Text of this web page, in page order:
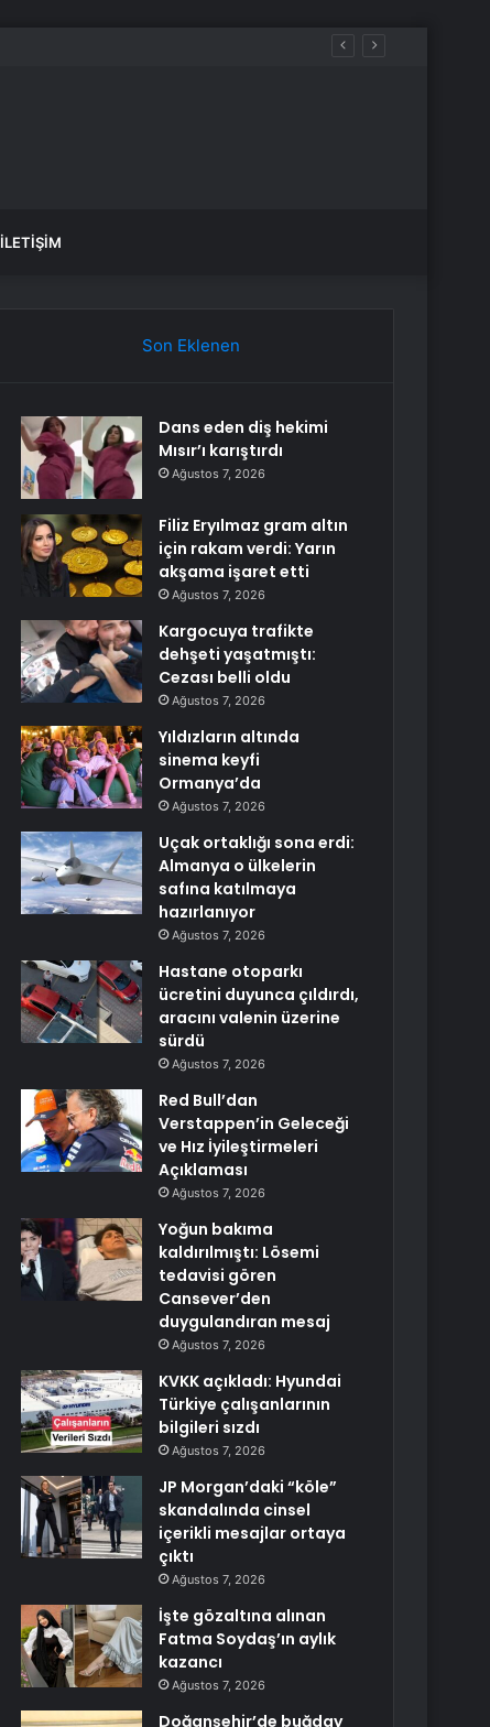
İLETIŞIM
Son Eklenen
Dans eden diş hekimi
Mısır’ı karıştırdı
Ağustos 7, 2026
Filiz Eryılmaz gram altın
için rakam verdi: Yarın
akşama işaret etti
Ağustos 7, 2026
Kargocuya trafikte
dehşeti yaşatmıştı:
Cezası belli oldu
Ağustos 7, 2026
Yıldızların altında
sinema keyfi
Ormanya’da
Ağustos 7, 2026
Uçak ortaklığı sona erdi:
Almanya o ülkelerin
safına katılmaya
hazırlanıyor
Ağustos 7, 2026
Hastane otoparkı
ücretini duyunca çıldırdı,
aracını valenin üzerine
sürdü
Ağustos 7, 2026
Red Bull’dan
Verstappen’in Geleceği
ve Hız İyileştirmeleri
Açıklaması
Ağustos 7, 2026
Yoğun bakıma
kaldırılmıştı: Lösemi
tedavisi gören
Cansever’den
duygulandıran mesaj
Ağustos 7, 2026
KVKK açıkladı: Hyundai
Türkiye çalışanlarının
bilgileri sızdı
Ağustos 7, 2026
JP Morgan’daki “köle”
skandalında cinsel
içerikli mesajlar ortaya
çıktı
Ağustos 7, 2026
İşte gözaltına alınan
Fatma Soydaş’ın aylık
kazancı
Ağustos 7, 2026
Doğanşehir’de buğday